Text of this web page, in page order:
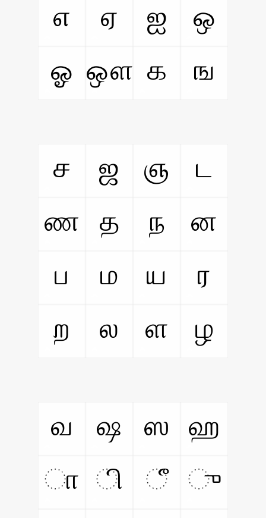
எ
ஏ ஐ
ஒ
ஓ ஔ க ங
ச ஜ ஞ
ட
ண
த ந
ன
ப
ம ய
ர
ற
ல ள ழ
வ ஷ ஸ
ஹ
ா ி ீ
ு